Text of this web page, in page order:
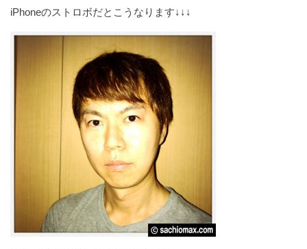
iPhoneのストロボだとこうなります↓↓↓